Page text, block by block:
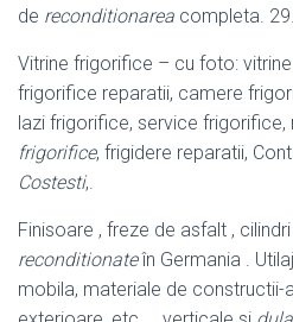
de reconditionarea completa. 29.
Vitrine frigorifice – cu foto:
frigorifice reparatii, camere
lazi frigorifice, service frigorifice,
frigorifice, frigidere reparatii,
Costesti,.
Finisoare , freze de asfalt ,
reconditionateîn Germania .
mobila, materiale de constructii-